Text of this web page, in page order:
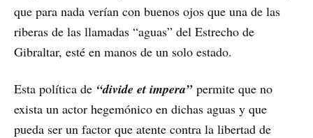
que para nada verían con buenos ojos que una de las
riberas de las llamadas “aguas” del Estrecho de
Gibraltar, esté en manos de un solo estado.
Esta política de “divide et impera”permite que no
exista un actor hegemónico en dichas aguas y que
pueda ser un factor que atente contra la libertad de